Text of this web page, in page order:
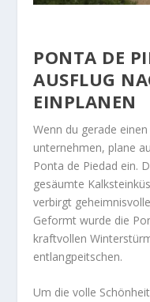
PONTA DE
AUSFLUG
EINPLANEN
Wenn du gerade
unternehmen, plane
Ponta de Piedad ein.
gesäumte
verbirgt
Geformt wurde die
kraftvollen
entlangpeitschen.
Um die volle